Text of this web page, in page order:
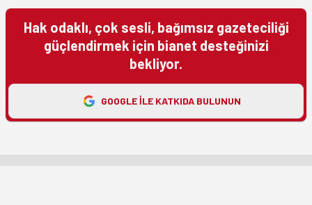
Hak odaklı, çok sesli, bağımsız gazeteciliği
güçlendirmek için bianet desteğinizi
bekliyor.
GOOGLE ILE KATKIDA BULUNUN